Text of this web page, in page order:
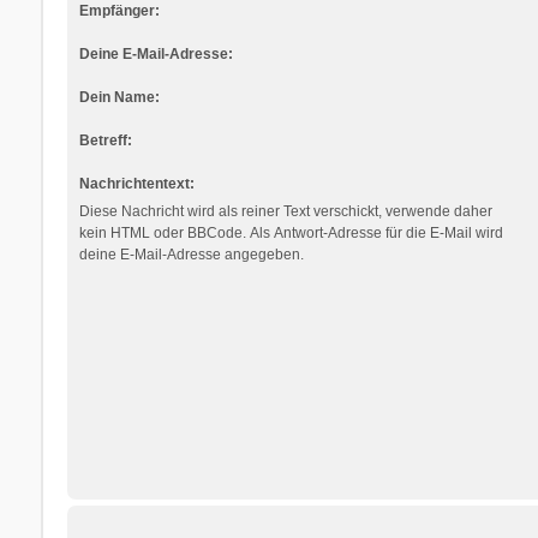
Empfänger:
Deine E-Mail-Adresse:
Dein Name:
Betreff:
Nachrichtentext:
Diese Nachricht wird als reiner Text verschickt, verwende daher
kein HTML oder BBCode. Als Antwort-Adresse für die E-Mail wird
deine E-Mail-Adresse angegeben.